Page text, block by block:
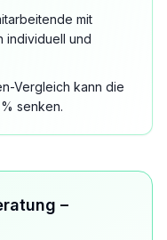
mit
individuell und
Vergleich kann die
senken.
–